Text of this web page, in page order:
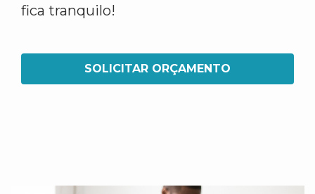
fica tranquilo!
SOLICITAR ORÇAMENTO